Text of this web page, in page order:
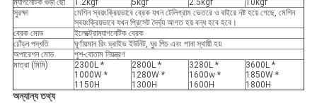
ম্যাগনেটিক গুঁড়া ছোঁ 1.2kgf 5kgf 2.5kgf
10kgf
সুরক্ষা
মেশিন স্বয়ংক্রিয়ভাবে ব্রেক যখন টেলিগ্রাম ভেতরে ও বাইরে নষ্ট হয়ে গেছে, মেশিন
স্বয়ংক্রিয়ভাবে যখন প্রিসেট দৈর্ঘ্য আগত হয় বন্ধ হবে হবে।
ব্রেক মোড
ইলেক্ট্রোম্যাগনেটিক ব্রেক
ঢোঁড়ন পদ্ধতি
ঘূর্ণায়মান রিং ড্রাইভ ইউনিট, ঘুর পিচ এবং পানা স্থায়ী হয়
অপারেশন মোড
পুশ-বোতাম নিয়ন্ত্রণ
মাত্রা (মিমি)
2300L *
1000W *
1150H
2800L *
1280W *
1300H
3280L *
1600w *
1600H
3600L *
1850W *
1800H
অন্যান্য তথ্য